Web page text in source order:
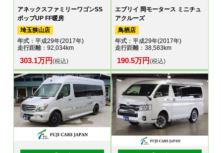
アネックスファミリーワゴンSS
ポップUP FF暖房
埼玉狭山店
年式 ：平成29年(2017年)
走行距離：92,034km
303.1万円(税込)
エブリイ 岡モータース ミニチュ
アクルーズ
鳥栖店
年式：平成29年(2017年)
走行距離：38,583km
190.5万円(税込)